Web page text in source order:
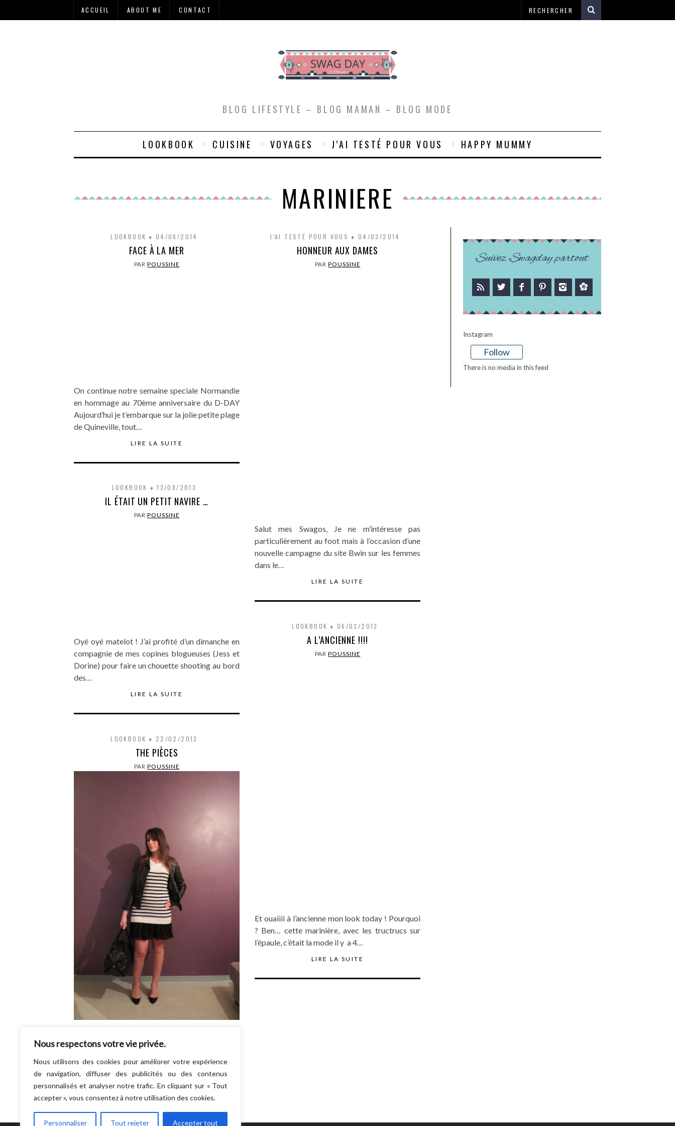
Nous respectons votre vie privée.
Nous utilisons des cookies pour améliorer votre expérience
de navigation, diffuser des publicités ou des contenus
personnalisés et analyser notre trafic. En cliquant sur « Tout
accepter », vous consentez à notre utilisation des cookies.
Personnaliser Tout rejeter Accepter tout
ACCUEIL ABOUT ME CONTACT
BLOG LIFESTYLE – BLOG MAMAN – BLOG MODE
LOOKBOOK CUISINE VOYAGES J’AI TESTÉ POUR VOUS HAPPY MUMMY
MARINIERE
LOOKBOOK 04/06/2014
FACE À LA MER
PARPOUSSINE
On continue notre semaine speciale Normandie
en hommage au 70ème anniversaire du D-DAY
Aujourd’hui je t’embarque sur la jolie petite plage
de Quineville, tout…
LIRE LA SUITE
J'AI TESTÉ POUR VOUS 04/03/2014
HONNEUR AUX DAMES
PARPOUSSINE
Salut mes Swagos, Je ne m’intéresse pas
particulièrement au foot mais à l’occasion d’une
nouvelle campagne du site Bwin sur les femmes
dans le…
LIRE LA SUITE
LOOKBOOK 13/08/2013
IL ÉTAIT UN PETIT NAVIRE …
PARPOUSSINE
Oyé oyé matelot ! J’ai profité d’un dimanche en
compagnie de mes copines blogueuses (Jess et
Dorine) pour faire un chouette shooting au bord
des…
LIRE LA SUITE
LOOKBOOK 06/03/2013
A L’ANCIENNE !!!!
PARPOUSSINE
Et ouaiiii à l’ancienne mon look today ! Pourquoi
? Ben… cette marinière, avec les tructrucs sur
l’épaule, c’était la mode il y a 4…
LIRE LA SUITE
LOOKBOOK 22/02/2013
THE PIÈCES
PARPOUSSINE
??? Je me suis caillé les miches moi hier !!!! (ouais
LIRE LA SUITE
Suivez Swagday partout
Instagram
Follow
There is no media in this feed